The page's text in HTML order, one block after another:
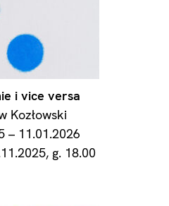
i vice versa
Kozłowski
– 11.01.2026
g. 18.00